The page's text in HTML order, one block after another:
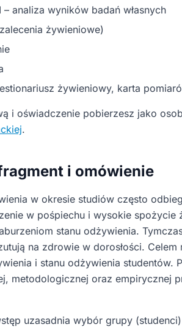
– analiza wyników badań własnych
żywieniowe)
żywieniowy, karta
i oświadczenie pobierzesz jako
.
i omówienie
w okresie studiów często
w pośpiechu i wysokie
stanu odżywienia.
na zdrowie w dorosłości.
i stanu odżywienia studentów.
metodologicznej oraz empirycznej
uzasadnia wybór grupy